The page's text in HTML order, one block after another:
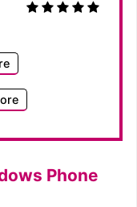
Phone